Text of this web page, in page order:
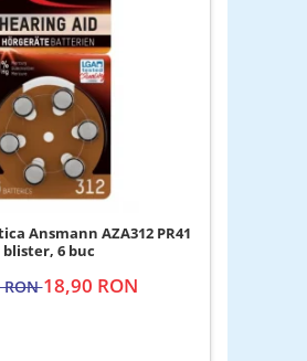
Ansmann AZA312 PR41
blister, 6 buc
RON18,90 RON